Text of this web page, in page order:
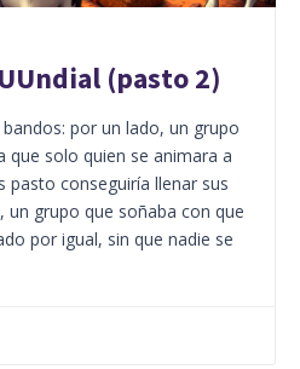
(pasto 2)
por un lado, un grupo
que solo quien se animara a
pasto conseguiría llenar sus
grupo que soñaba con que
por igual, sin que nadie se